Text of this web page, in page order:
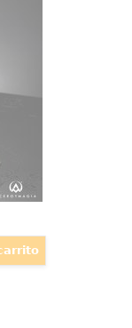
de
sido
al
la
y el